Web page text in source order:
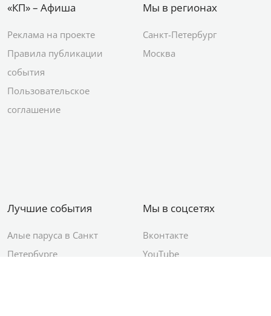
«КП» – Афиша
Реклама на проекте
Правила публикации
события
Пользовательское
соглашение
Мы в регионах
Санкт-Петербург
Москва
Лучшие события
Алые паруса в Санкт
Петербурге
Мы в соцсетях
Вконтакте
YouTube